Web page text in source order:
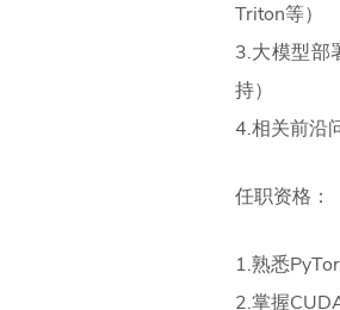
Triton等）
3.大模型部
持）
4.相关前
任职资格：
1.熟悉
2.掌握